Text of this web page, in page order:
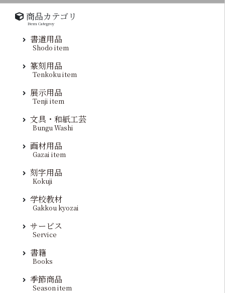
商品カテゴリ
Item Categroy
書道用品
Shodo item
篆刻用品
Tenkoku item
展示用品
Tenji item
文具・和紙工芸
Bungu Washi
画材用品
Gazai item
刻字用品
Kokuji
学校教材
Gakkou kyozai
サービス
Service
書籍
Books
季節商品
Season item